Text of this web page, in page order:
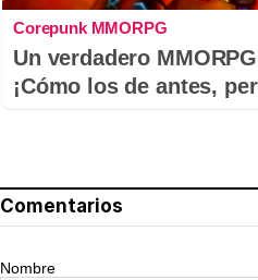
Corepunk MMORPG
Un verdadero
¡Cómo los de antes,
Comentarios
Nombre